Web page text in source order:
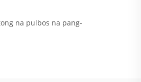
na pulbos na pang-